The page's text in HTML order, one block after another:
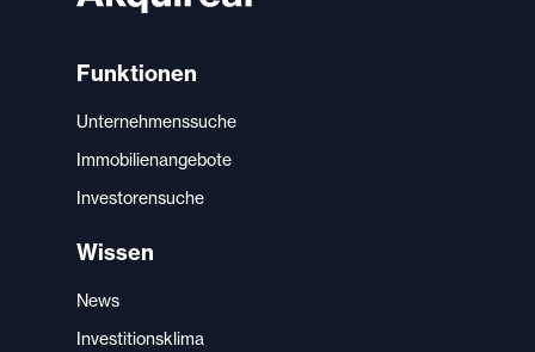
Funktionen
Unternehmenssuche
Immobilienangebote
Investorensuche
Wissen
News
Investitionsklima